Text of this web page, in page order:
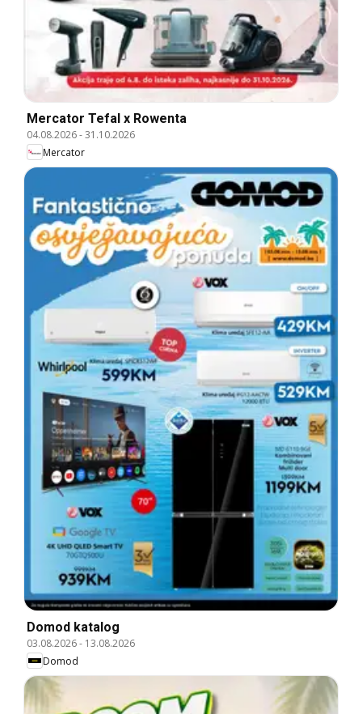
Mercator Tefal x Rowenta
04.08.2026-31.10.2026
Mercator
Domod katalog
03.08.2026- 13.08.2026
Domod